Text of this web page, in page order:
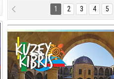
Erkut YILMABAŞAR
Bayrak tartışmaları ve ihalesiz
işler!
Arif Alasya
2015 SONRASI VE AKINCI.
1 2 3 4 5